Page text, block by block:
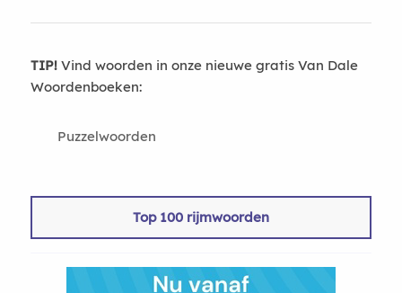
TIP!Vind woorden in onze nieuwe gratis Van Dale
Woordenboeken:
Puzzelwoorden
Top 100 rijmwoorden